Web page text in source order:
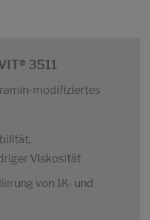
3511
modifiziertes
Viskosität
von 1K- und